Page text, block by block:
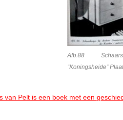
Afb.88
“Koningsheide”
van Pelt is een boek met een